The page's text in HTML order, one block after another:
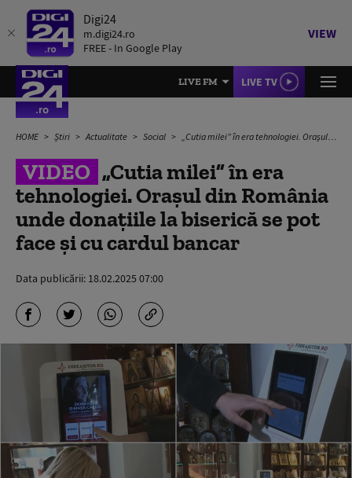
Digi24
m.digi24.ro
FREE - In Google Play
VIEW
LIVE FM LIVE TV
HOME Știri Actualitate Social „Cutia milei” în era tehnologiei. Orașul din România unde donațiile la biserică se pot face și cu cardul bancar
VIDEO „Cutia milei” în era
tehnologiei. Orașul din România
unde donațiile la biserică se pot
face și cu cardul bancar
Data publicării: 18.02.2025 07:00